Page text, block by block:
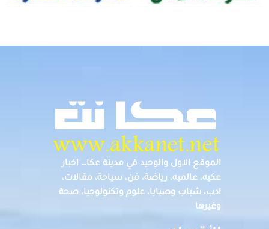
الموقع الاول والوحيد في مدينة عكا… اخبار
عكيه، عالميه، رياضة، فن، سياحة، مقالات،
ادب، شباب وصبايا، علوم وتكنولوجيا، صحة
وغيرها